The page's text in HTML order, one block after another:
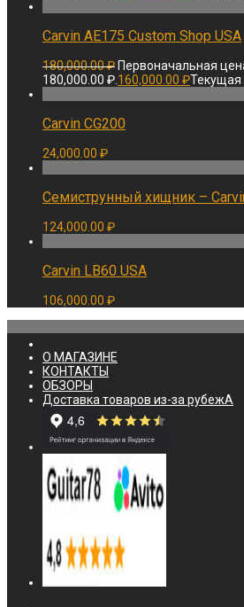
Carvin AE175 Custom Shop USA
180,000.00₽ Первоначальная
180,000.00 ₽. 160,000.00 ₽Текущая
Carvin CG200
24,000.00 ₽
Семиструнный хищник –
124,000.00 ₽
Carvin LB60 USA
106,000.00 ₽
О МАГАЗИНЕ
КОНТАКТЫ
ОБЗОРЫ
Доставка товаров из-за рубежА